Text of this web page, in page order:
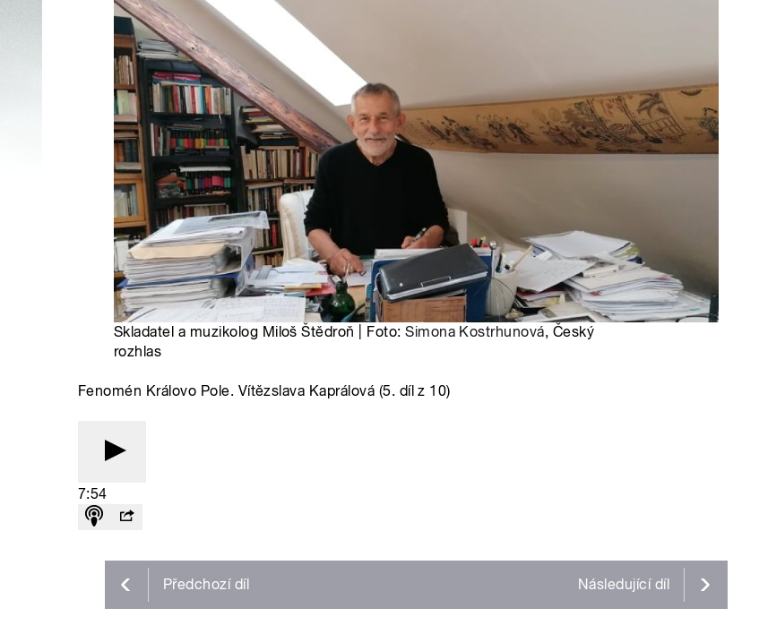
Skladatel a muzikolog Miloš Štědroň | Foto:Simona Kostrhunová, Český
rozhlas
Fenomén Královo Pole. Vítězslava Kaprálová (5. díl z 10)
7:54
Předchozí díl Následující díl